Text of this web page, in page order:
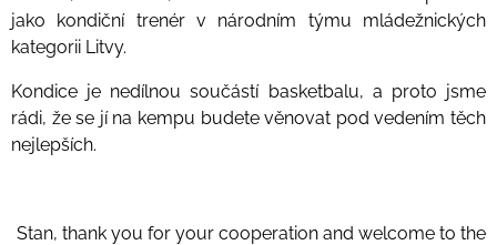
jako kondiční trenér v národním týmu mládežnických
kategorii Litvy.
Kondice je nedílnou součástí basketbalu, a proto jsme
rádi, že se jí na kempu budete věnovat pod vedením těch
nejlepších.
Stan, thank you for your cooperation and welcome to the